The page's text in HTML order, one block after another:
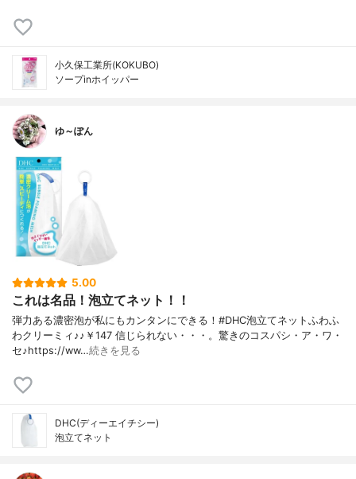
小久保工業所(KOKUBO)
ソープinホイッパー
ゆ～ぽん
5.00
これは名品！泡立てネット！！
弾力ある濃密泡が私にもカンタンにできる！#DHC泡立てネットふわふ
わクリーミィ♪♪￥147 信じられない・・・。驚きのコスパシ・ア・ワ・
セ♪https://ww…続きを見る
DHC(ディーエイチシー)
泡立てネット